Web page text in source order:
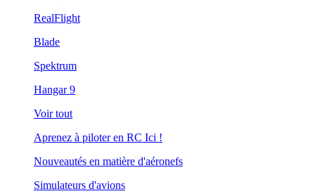
RealFlight
Blade
Spektrum
Hangar 9
Voir tout
Aprenez à piloter en RC Ici !
Nouveautés en matière d'aéronefs
Simulateurs d'avions